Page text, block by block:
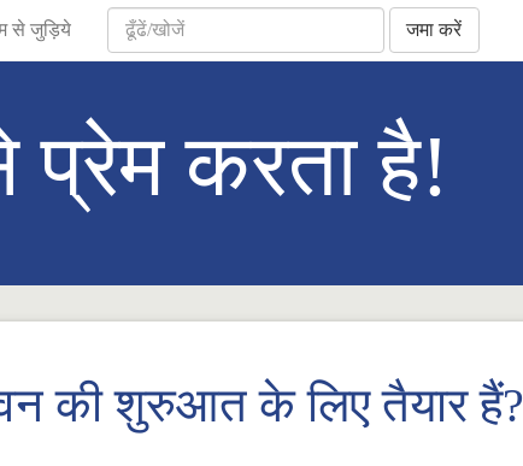
से जुड़िये जमा करें
करता है!
की शुरुआत के लिए तैयार हैं?